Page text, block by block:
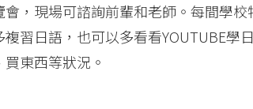
，現場可諮詢前輩和老師。每間學
習日語，也可以多看看YOUTUBE學
東西等狀況。